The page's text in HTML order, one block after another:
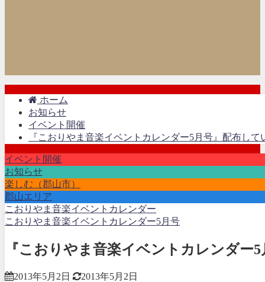
ホーム
お知らせ
イベント開催
『こおりやま音楽イベントカレンダー5月号』配布して
イベント開催
お知らせ
楽しむ（郡山市）
郡山エリア
こおりやま音楽イベントカレンダー
こおりやま音楽イベントカレンダー5月号
『こおりやま音楽イベントカレンダー
2013年5月2日 2013年5月2日